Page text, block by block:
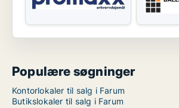
Populære søgninger
Kontorlokaler til salg i Farum
Butikslokaler til salg i Farum